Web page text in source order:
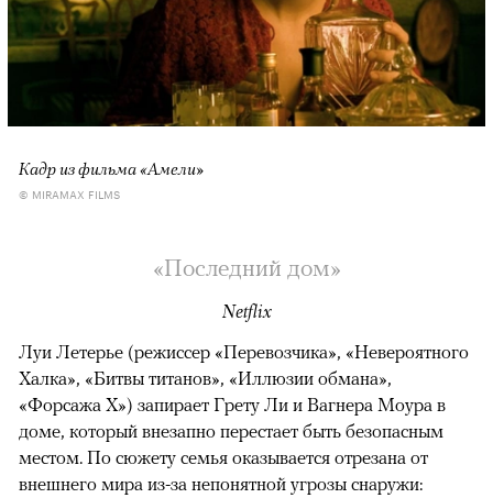
Кадр из фильма «Амели»
© MIRAMAX FILMS
«Последний дом»
Netflix
Луи Летерье (режиссер «Перевозчика», «Невероятного
Халка», «Битвы титанов», «Иллюзии обмана»,
«Форсажа X») запирает Грету Ли и Вагнера Моура в
доме, который внезапно перестает быть безопасным
местом. По сюжету семья оказывается отрезана от
внешнего мира из-за непонятной угрозы снаружи: